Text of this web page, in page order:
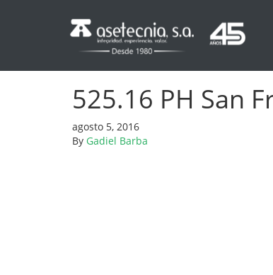
525.16 PH San
agosto 5, 2016
By Gadiel Barba